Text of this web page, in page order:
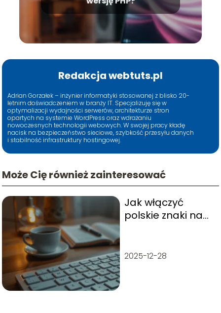
Redakcja webtuts.pl
Adrian Gorzałek – inżynier informatyki stosowanej z blisko 20-
letnim doświadczeniem w branży IT. Specjalizuję się w
optymalizacji wydajności serwerów, architekturze stron
opartych na systemie WordPress oraz wdrażaniu
nowoczesnych technologii webowych. W swojej pracy kładę
nacisk na bezpieczeństwo sieciowe, szybkość przesyłu danych
i stabilność infrastruktury hostingowej.
Może Cię również zainteresować
Jak włączyć
polskie znaki na
2025-12-28